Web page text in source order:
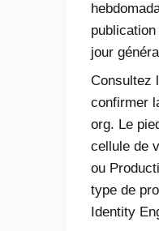
jour
Consultez
confirmer
org. Le
cellule de
ou
type de
Identity